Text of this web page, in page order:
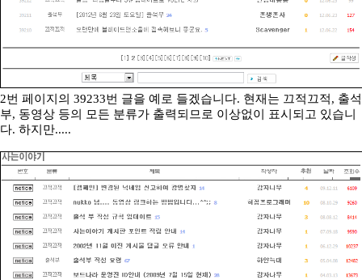
2번 페이지의 39233번 글을 예로 들겠습니다. 현재는 끄적끄적, 출석
부, 동영상 등의 모든 분류가 출력되므로 이상없이 표시되고 있습니
다. 하지만.....